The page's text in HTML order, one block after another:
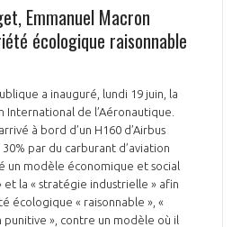
NOS ADHÉRENTS
14 16
21
29
Emmanuel Macron
écologique raisonnable
a inauguré, lundi 19 juin, la
International de l’Aéronautique.
à bord d’un H160 d’Airbus
par du carburant d’aviation
un modèle économique et social
et la « stratégie industrielle » afin
écologique « raisonnable », «
punitive », contre un modèle où il